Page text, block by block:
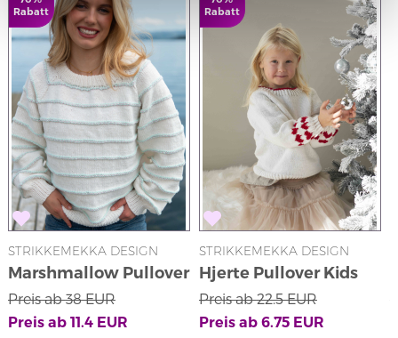
Rabatt
STRIKKEMEKKA DESIGN
Marshmallow Pullover
Preis ab 38EUR
Preis ab 11.4EUR
Rabatt
STRIKKEMEKKA DESIGN
Hjerte Pullover Kids
(Weiß)
Preis ab 22.5EUR
Preis ab 6.75EUR